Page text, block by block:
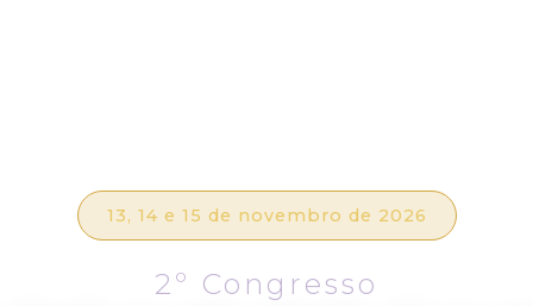
13, 14 e 15 de novembro de 2026
2º Congresso